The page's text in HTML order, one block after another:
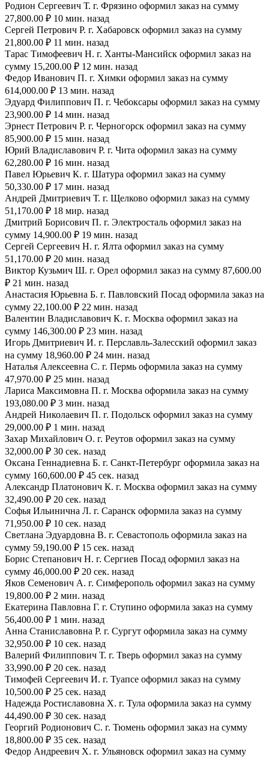
Родион Сергеевич Т. г. Фрязино оформил заказ на сумму
27,800.00 ₽ 10 мин. назад
Сергей Петрович Р. г. Хабаровск оформил заказ на сумму
21,800.00 ₽ 11 мин. назад
Тарас Тимофеевич Н. г. Ханты-Мансийск оформил заказ на
сумму 15,200.00 ₽ 12 мин. назад
Федор Иванович П. г. Химки оформил заказ на сумму
614,000.00 ₽ 13 мин. назад
Эдуард Филиппович П. г. Чебоксары оформил заказ на сумму
23,900.00 ₽ 14 мин. назад
Эрнест Петрович Р. г. Черногорск оформил заказ на сумму
85,900.00 ₽ 15 мин. назад
Юрий Владиславович Р. г. Чита оформил заказ на сумму
62,280.00 ₽ 16 мин. назад
Павел Юрьевич К. г. Шатура оформил заказ на сумму
50,330.00 ₽ 17 мин. назад
Андрей Дмитриевич Т. г. Щелково оформил заказ на сумму
51,170.00 ₽ 18 мир. назад
Дмитрий Борисович П. г. Электросталь оформил заказ на
сумму 14,900.00 ₽ 19 мин. назад
Сергей Сергеевич Н. г. Ялта оформил заказ на сумму
51,170.00 ₽ 20 мин. назад
Виктор Кузьмич Ш. г. Орел оформил заказ на сумму 87,600.00
₽ 21 мин. назад
Анастасия Юрьевна Б. г. Павловский Посад оформила заказ на
сумму 22,100.00 ₽ 22 мин. назад
Валентин Владиславович К. г. Москва оформил заказ на
сумму 146,300.00 ₽ 23 мин. назад
Игорь Дмитриевич И. г. Перславль-Залесский оформил заказ
на сумму 18,960.00 ₽ 24 мин. назад
Наталья Алексеевна С. г. Пермь оформила заказ на сумму
47,970.00 ₽ 25 мин. назад
Лариса Максимовна П. г. Москва оформила заказ на сумму
193,080.00 ₽ 3 мин. назад
Андрей Николаевич П. г. Подольск оформил заказ на сумму
29,000.00 ₽ 1 мин. назад
Захар Михайлович О. г. Реутов оформил заказ на сумму
32,000.00 ₽ 30 сек. назад
Оксана Геннадиевна Б. г. Санкт-Петербург оформила заказ на
сумму 160,600.00 ₽ 45 сек. назад
Александр Платонович К. г. Москва оформил заказ на сумму
32,490.00 ₽ 20 сек. назад
Софья Ильинична Л. г. Саранск оформила заказ на сумму
71,950.00 ₽ 10 сек. назад
Светлана Эдуардовна В. г. Севастополь оформила заказ на
сумму 59,190.00 ₽ 15 сек. назад
Борис Степанович Н. г. Сергиев Посад оформил заказ на
сумму 46,000.00 ₽ 20 сек. назад
Яков Семенович А. г. Симферополь оформил заказ на сумму
19,800.00 ₽ 2 мин. назад
Екатерина Павловна Г. г. Ступино оформила заказ на сумму
56,400.00 ₽ 1 мин. назад
Анна Станиславовна Р. г. Сургут оформила заказ на сумму
32,950.00 ₽ 10 сек. назад
Валерий Филиппович Т. г. Тверь оформил заказ на сумму
33,990.00 ₽ 20 сек. назад
Тимофей Сергеевич И. г. Туапсе оформил заказ на сумму
10,500.00 ₽ 25 сек. назад
Надежда Ростиславовна Х. г. Тула оформила заказ на сумму
44,490.00 ₽ 30 сек. назад
Георгий Родионович С. г. Тюмень оформил заказ на сумму
18,800.00 ₽ 35 сек. назад
Федор Андреевич Х. г. Ульяновск оформил заказ на сумму